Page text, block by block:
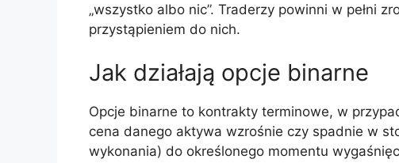
„wszystko albo nic”. Traderzy powinni w pełni
przystąpieniem do nich.
Jak działają opcje binarne
Opcje binarne to kontrakty terminowe, w
cena danego aktywa wzrośnie czy spadnie w
wykonania) do określonego momentu